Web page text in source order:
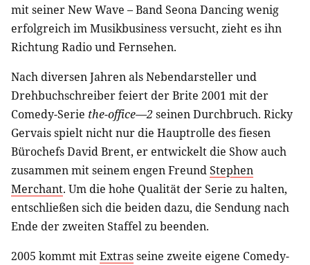
mit seiner New Wave – Band Seona Dancing wenig
erfolgreich im Musikbusiness versucht, zieht es ihn
Richtung Radio und Fernsehen.
Nach diversen Jahren als Nebendarsteller und
Drehbuchschreiber feiert der Brite 2001 mit der
Comedy-Serie the-office—2 seinen Durchbruch. Ricky
Gervais spielt nicht nur die Hauptrolle des fiesen
Bürochefs David Brent, er entwickelt die Show auch
zusammen mit seinem engen FreundStephen
Merchant. Um die hohe Qualität der Serie zu halten,
entschließen sich die beiden dazu, die Sendung nach
Ende der zweiten Staffel zu beenden.
2005 kommt mitExtrasseine zweite eigene Comedy-